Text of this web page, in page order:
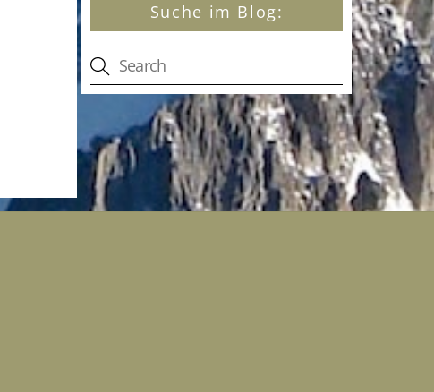
Suche im Blog: